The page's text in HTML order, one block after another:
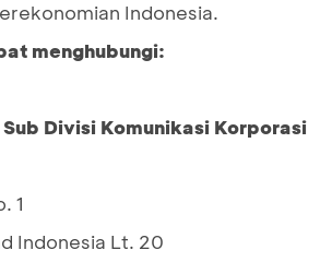
Indonesia.
menghubungi:
Divisi Komunikasi Korporasi
1
Indonesia Lt. 20